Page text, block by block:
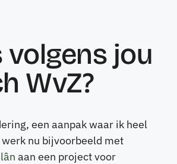
volgens jou
WvZ?
een aanpak waar ik heel
nu bijvoorbeeld met
aan een project voor